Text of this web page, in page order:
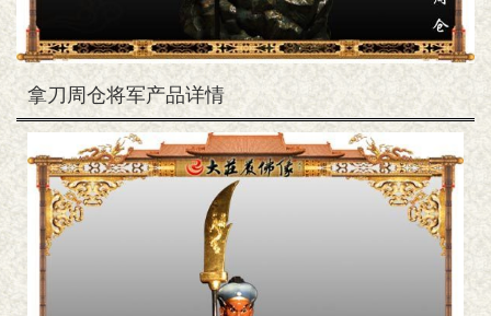
拿刀周仓将军产品详情